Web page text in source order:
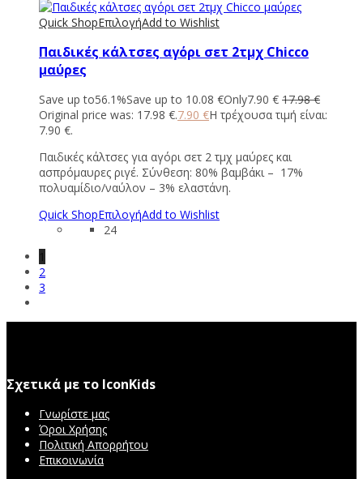
Quick ShopΕπιλογήAdd to Wishlist
Παιδικές κάλτσες αγόρι σετ 2τμχ Chicco
μαύρες
Save up to56.1%Save up to 10.08 €Only7.90 € 17.98€
Original price was: 17.98 €.7.90 €Η τρέχουσα τιμή είναι:
7.90 €.
Παιδικές κάλτσες για αγόρι σετ 2 τμχ μαύρες και
ασπρόμαυρες ριγέ. Σύνθεση: 80% βαμβάκι – 17%
πολυαμίδιο/ναύλον – 3% ελαστάνη.
Quick ShopΕπιλογήAdd to Wishlist
24
1
2
3
Σχετικά με το IconKids
Γνωρίστε μας
Όροι Χρήσης
Πολιτική Απορρήτου
Επικοινωνία